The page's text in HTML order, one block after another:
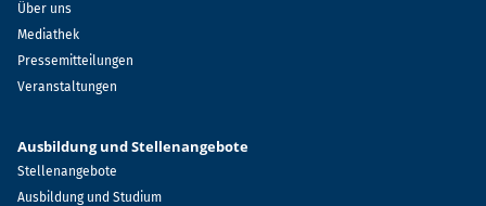
Über uns
Mediathek
Pressemitteilungen
Veranstaltungen
Ausbildung und Stellenangebote
Stellenangebote
Ausbildung und Studium